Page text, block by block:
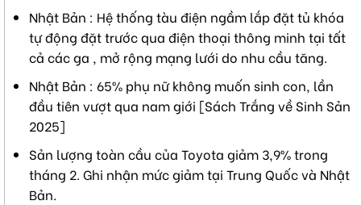
Nhật Bản : Hệ thống tàu điện ngầm lắp đặt tủ khóa
tự động đặt trước qua điện thoại thông minh tại tất
cả các ga , mở rộng mạng lưới do nhu cầu tăng.
Nhật Bản : 65% phụ nữ không muốn sinh con, lần
đầu tiên vượt qua nam giới [Sách Trắng về Sinh Sản
2025]
Sản lượng toàn cầu của Toyota giảm 3,9% trong
tháng 2. Ghi nhận mức giảm tại Trung Quốc và Nhật
Bản.